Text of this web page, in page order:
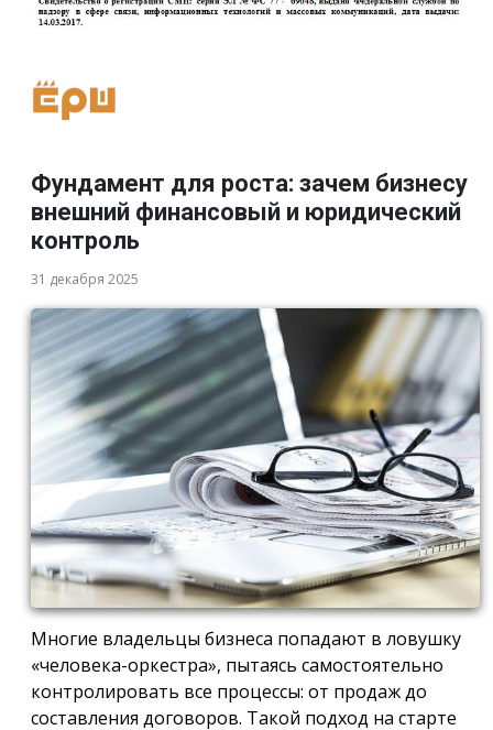
Фундамент для роста: зачем бизнесу
внешний финансовый и юридический
контроль
31 декабря 2025
Многие владельцы бизнеса попадают в ловушку
«человека-оркестра», пытаясь самостоятельно
контролировать все процессы: от продаж до
составления договоров. Такой подход на старте